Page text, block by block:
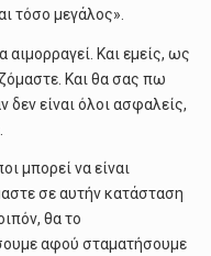
τόσο μεγάλος».
αιμορραγεί. Και εμείς, ως
Και θα σας πω
δεν είναι όλοι ασφαλείς,
μπορεί να είναι
σε αυτήν κατάσταση
θα το
αφού σταματήσουμε